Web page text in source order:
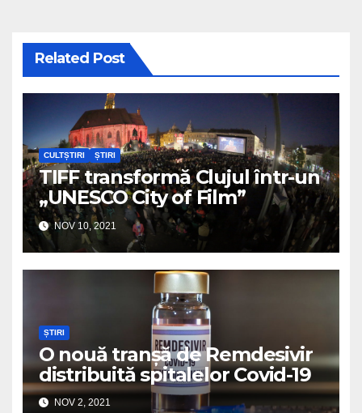
Related Post
CULTȘTIRI ȘTIRI
TIFF transformă Clujul într-un
„UNESCO City of Film”
NOV 10, 2021
ȘTIRI
O nouă tranșă de Remdesivir
distribuită spitalelor Covid-19
NOV 2, 2021